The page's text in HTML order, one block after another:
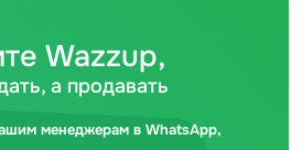
Wazzup,
а продавать
менеджерам в WhatsApp,